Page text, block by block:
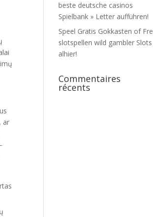
ar
beste deutsche casinos
Spielbank » Letter aufführen!
Speel Gratis Gokkasten of Fre
slotspellen wild gambler Slots
alhier!
Commentaires
récents